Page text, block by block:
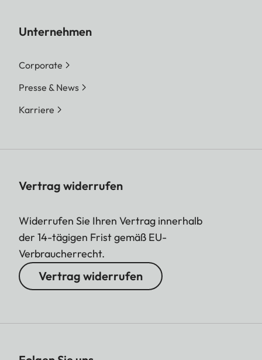
Unternehmen
Corporate
Presse & News
Karriere
Vertrag widerrufen
Widerrufen Sie Ihren Vertrag innerhalb
der 14-tägigen Frist gemäß EU-
Verbraucherrecht.
Vertrag widerrufen